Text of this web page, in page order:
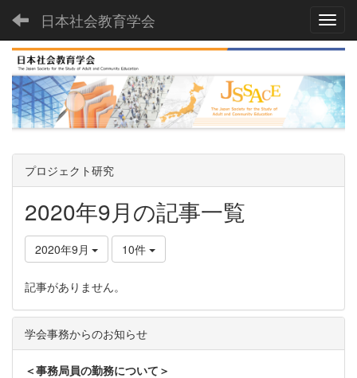
日本社会教育学会
プロジェクト研究
2020年9月の記事一覧
2020年9月 10件
記事がありません。
学会事務からのお知らせ
＜事務局員の勤務について＞